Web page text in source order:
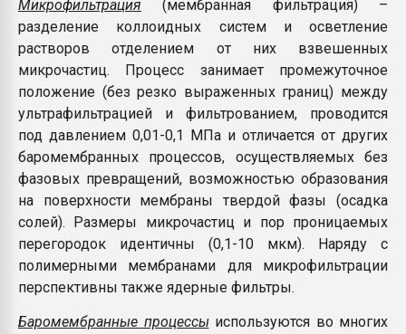
Микрофильтрация (мембранная фильтрация) –
разделение коллоидных систем и осветление
растворов отделением от них взвешенных
микрочастиц. Процесс занимает промежуточное
положение (без резко выраженных границ) между
ультрафильтрацией и фильтрованием, проводится
под давлением 0,01-0,1 МПа и отличается от других
баромембранных процессов, осуществляемых без
фазовых превращений, возможностью образования
на поверхности мембраны твердой фазы (осадка
солей). Размеры микрочастиц и пор проницаемых
перегородок идентичны (0,1-10 мкм). Наряду с
полимерными мембранами для микрофильтрации
перспективны также ядерные фильтры.
Баромембранные процессыиспользуются во многих